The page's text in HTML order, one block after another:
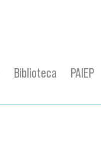
Biblioteca PAIEP